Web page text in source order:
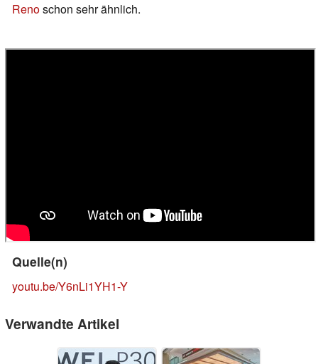
Renoschon sehr ähnlich.
Quelle(n)
youtu.be/Y6nLi1YH1-Y
Verwandte Artikel